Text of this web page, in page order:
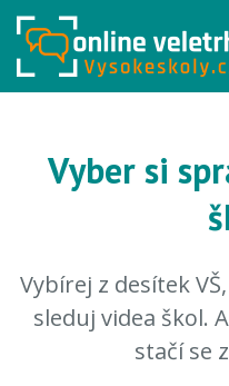
Vyber si
Vybírej z desítek
sleduj videa škol.
stačí se